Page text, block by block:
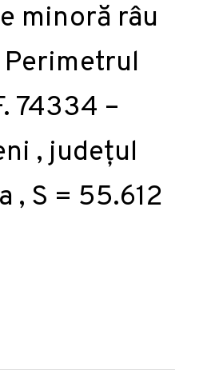
minoră râu
74334 –
, județul
, S = 55.612